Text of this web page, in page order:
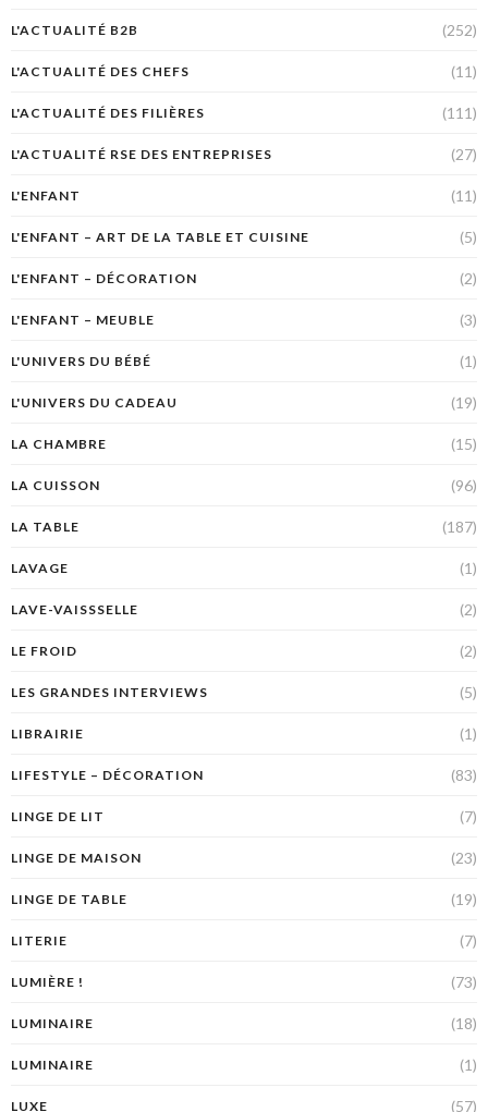
L'ACTUALITÉ B2B (252)
L'ACTUALITÉ DES CHEFS (11)
L'ACTUALITÉ DES FILIÈRES (111)
L'ACTUALITÉ RSE DES ENTREPRISES (27)
L'ENFANT (11)
L'ENFANT – ART DE LA TABLE ET CUISINE (5)
L'ENFANT – DÉCORATION (2)
L'ENFANT – MEUBLE (3)
L'UNIVERS DU BÉBÉ (1)
L'UNIVERS DU CADEAU (19)
LA CHAMBRE (15)
LA CUISSON (96)
LA TABLE (187)
LAVAGE (1)
LAVE-VAISSSELLE (2)
LE FROID (2)
LES GRANDES INTERVIEWS (5)
LIBRAIRIE (1)
LIFESTYLE – DÉCORATION (83)
LINGE DE LIT (7)
LINGE DE MAISON (23)
LINGE DE TABLE (19)
LITERIE (7)
LUMIÈRE ! (73)
LUMINAIRE (18)
LUMINAIRE (1)
LUXE (57)